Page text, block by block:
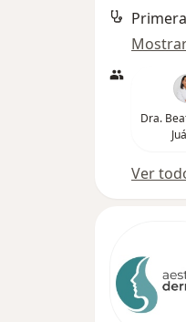
Dra.
Ver